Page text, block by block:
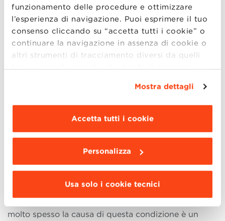
funzionamento delle procedure e ottimizzare
l’esperienza di navigazione. Puoi esprimere il tuo
consenso cliccando su “accetta tutti i cookie” o
continuare la navigazione in assenza di cookie o
altri strumenti di tracciamento diversi da quelli
tecnici semplicemente chiudendo il presente
Dettagli ”. Per
modificare le impostazioni di navigazione e
scegliere le funzionalità, le terze parti e i cookie
Mostra dettagli
Accetta tutti i cookie
Personalizza
Usa solo i cookie tecnici
peccato. Fare affari non dà le stesse profonde
soddisfazioni che si ottengono costruendo persone”.
Sono sicuro che nella vostra futura carriera sarete
molto impegnati a costruire le persone e ad avere
quelle persone che sono spesso menzionate nella
essere infelice e frustrato quando torna a casa dopo
il lavoro, ma molto spesso sul lavoro accadono cose
persone nel mondo. Come dimostra il recente
molto spesso la causa di questa condizione è un